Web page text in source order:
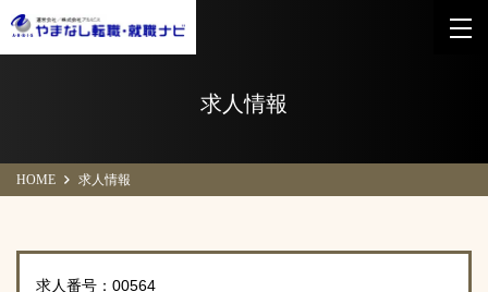
求人情報
HOME 求人情報
求人番号：00564